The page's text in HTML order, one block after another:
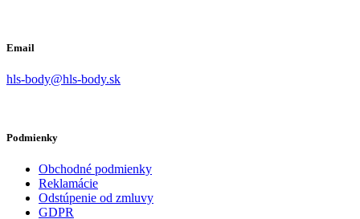
Email
hls-body@hls-body.sk
Podmienky
Obchodné podmienky
Reklamácie
Odstúpenie od zmluvy
GDPR